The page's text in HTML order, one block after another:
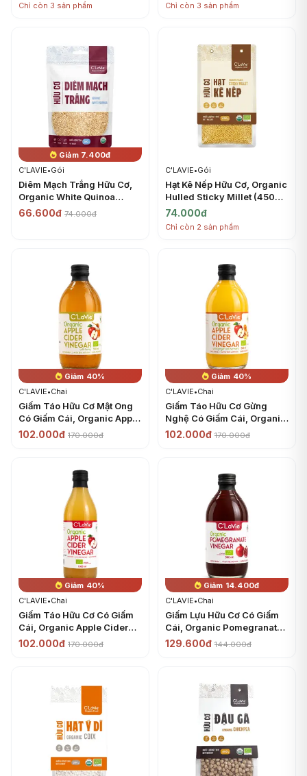
Chỉ còn 3 sản phẩm
Chỉ còn 3 sản phẩm
Giảm 7.400đ
C'LAVIE•Gói
Diêm Mạch Trắng Hữu Cơ,
Organic White Quinoa
(200g) - C'LAVIE
66.600đ 74.000đ
C'LAVIE•Gói
Hạt Kê Nếp Hữu Cơ, Organic
Hulled Sticky Millet (450g)
- C'LAVIE
74.000đ
Chỉ còn 2 sản phẩm
Giảm 40%
C'LAVIE•Chai
Giấm Táo Hữu Cơ Mật Ong
Có Giấm Cái, Organic Apple
Cider Vinegar with Honey,
102.000đ 170.000đ
Giảm 40%
C'LAVIE•Chai
Giấm Táo Hữu Cơ Gừng
Nghệ Có Giấm Cái, Organic
Apple Cider Vinegar with
102.000đ 170.000đ
Giảm 40%
C'LAVIE•Chai
Giấm Táo Hữu Cơ Có Giấm
Cái, Organic Apple Cider
Vinegar with The Mother
102.000đ 170.000đ
Giảm 14.400đ
C'LAVIE•Chai
Giấm Lựu Hữu Cơ Có Giấm
Cái, Organic Pomegranate
Vinegar with The Mother
129.600đ 144.000đ